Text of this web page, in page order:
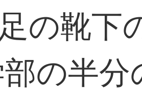
の靴下
の半